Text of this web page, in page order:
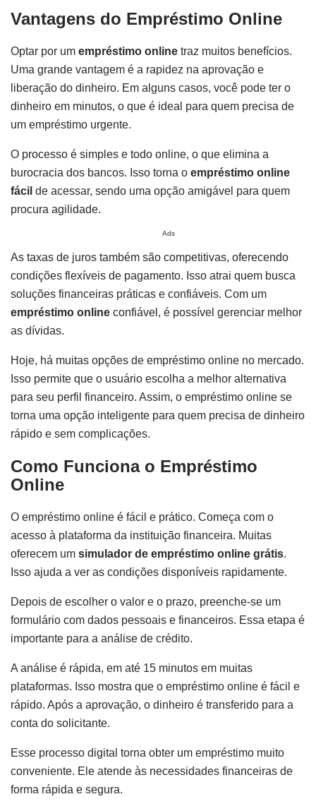
Vantagens do Empréstimo Online
Optar por um empréstimo online traz muitos benefícios.
Uma grande vantagem é a rapidez na aprovação e
liberação do dinheiro. Em alguns casos, você pode ter o
dinheiro em minutos, o que é ideal para quem precisa de
um empréstimo urgente.
O processo é simples e todo online, o que elimina a
burocracia dos bancos. Isso torna o empréstimo online
fácil de acessar, sendo uma opção amigável para quem
procura agilidade.
Ads
As taxas de juros também são competitivas, oferecendo
condições flexíveis de pagamento. Isso atrai quem busca
soluções financeiras práticas e confiáveis. Com um
empréstimo online confiável, é possível gerenciar melhor
as dívidas.
Hoje, há muitas opções de empréstimo online no mercado.
Isso permite que o usuário escolha a melhor alternativa
para seu perfil financeiro. Assim, o empréstimo online se
torna uma opção inteligente para quem precisa de dinheiro
rápido e sem complicações.
Como Funciona o Empréstimo
Online
O empréstimo online é fácil e prático. Começa com o
acesso à plataforma da instituição financeira. Muitas
oferecem um simulador de empréstimo online grátis.
Isso ajuda a ver as condições disponíveis rapidamente.
Depois de escolher o valor e o prazo, preenche-se um
formulário com dados pessoais e financeiros. Essa etapa é
importante para a análise de crédito.
A análise é rápida, em até 15 minutos em muitas
plataformas. Isso mostra que o empréstimo online é fácil e
rápido. Após a aprovação, o dinheiro é transferido para a
conta do solicitante.
Esse processo digital torna obter um empréstimo muito
conveniente. Ele atende às necessidades financeiras de
forma rápida e segura.